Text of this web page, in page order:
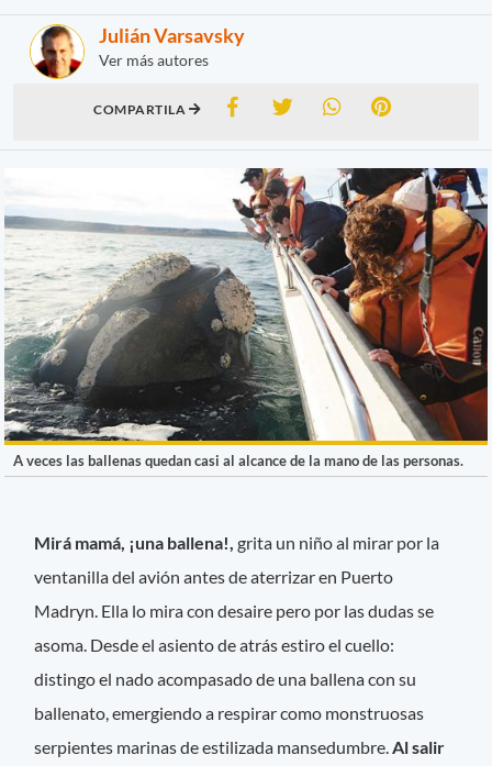
Julián Varsavsky
Ver más autores
COMPARTILA
A veces las ballenas quedan casi al alcance de la mano de las personas.
Mirá mamá, ¡una ballena!, grita un niño al mirar por la
ventanilla del avión antes de aterrizar en Puerto
Madryn. Ella lo mira con desaire pero por las dudas se
asoma. Desde el asiento de atrás estiro el cuello:
distingo el nado acompasado de una ballena con su
ballenato, emergiendo a respirar como monstruosas
serpientes marinas de estilizada mansedumbre. Al salir